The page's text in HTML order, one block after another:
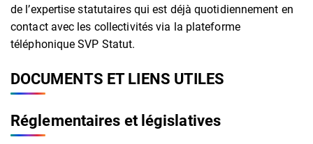
de l’expertise statutaires qui est déjà quotidiennement en
contact avec les collectivités via la plateforme
téléphonique SVP Statut.
DOCUMENTS ET LIENS UTILES
Réglementaires et législatives